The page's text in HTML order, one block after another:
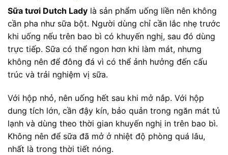
Sữa tươi Dutch Lady là sản phẩm uống liền nên không
cần pha như sữa bột. Người dùng chỉ cần lắc nhẹ trước
khi uống nếu trên bao bì có khuyến nghị, sau đó dùng
trực tiếp. Sữa có thể ngon hơn khi làm mát, nhưng
không nên để đông đá vì có thể ảnh hưởng đến cấu
trúc và trải nghiệm vị sữa.
Với hộp nhỏ, nên uống hết sau khi mở nắp. Với hộp
dung tích lớn, cần đậy kín, bảo quản trong ngăn mát tủ
lạnh và dùng theo thời gian khuyến nghị in trên bao bì.
Không nên để sữa đã mở ở nhiệt độ phòng quá lâu,
nhất là trong thời tiết nóng.